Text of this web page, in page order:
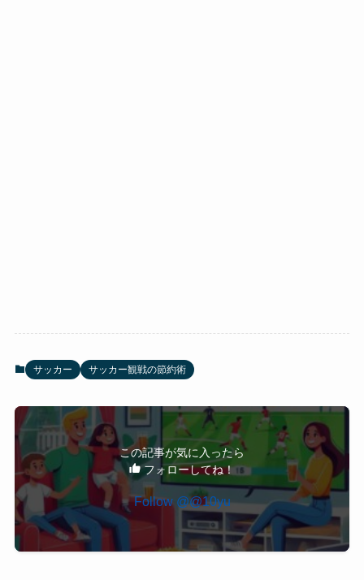
サッカー サッカー観戦の節約術
この記事が気に入ったら
フォローしてね！
Follow @@10yu